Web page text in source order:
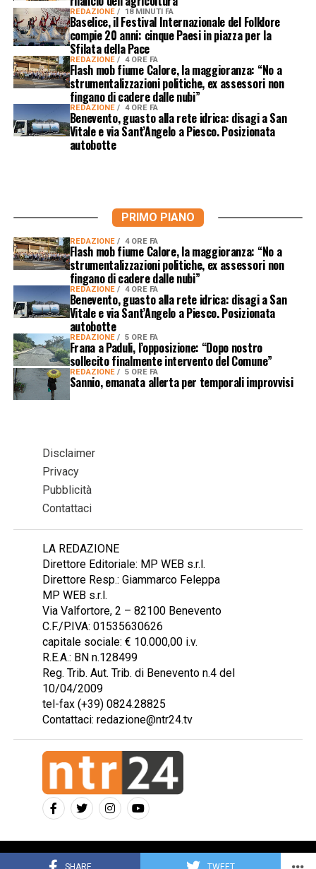
SHARE TWEET
REDAZIONE 18 MINUTI FA
Baselice, il Festival Internazionale del Folklore
compie 20 anni: cinque Paesi in piazza per la
Sfilata della Pace
REDAZIONE 4 ORE FA
Flash mob fiume Calore, la maggioranza: “No a
strumentalizzazioni politiche, ex assessori non
fingano di cadere dalle nubi”
REDAZIONE 4 ORE FA
Benevento, guasto alla rete idrica: disagi a San
Vitale e via Sant’Angelo a Piesco. Posizionata
autobotte
PRIMO PIANO
REDAZIONE 4 ORE FA
Flash mob fiume Calore, la maggioranza: “No a
strumentalizzazioni politiche, ex assessori non
fingano di cadere dalle nubi”
REDAZIONE 4 ORE FA
Benevento, guasto alla rete idrica: disagi a San
Vitale e via Sant’Angelo a Piesco. Posizionata
autobotte
REDAZIONE 5 ORE FA
Frana a Paduli, l’opposizione: “Dopo nostro
sollecito finalmente intervento del Comune”
REDAZIONE 5 ORE FA
Sannio, emanata allerta per temporali improvvisi
Disclaimer
Privacy
Pubblicità
Contattaci
LA REDAZIONE
Direttore Editoriale: MP WEB s.r.l.
Direttore Resp.: Giammarco Feleppa
MP WEB s.r.l.
Via Valfortore, 2 – 82100 Benevento
C.F./P.IVA: 01535630626
capitale sociale: € 10.000,00 i.v.
R.E.A.: BN n.128499
Reg. Trib. Aut. Trib. di Benevento n.4 del
10/04/2009
tel-fax (+39) 0824.28825
Contattaci: redazione@ntr24.tv
Copyright © 2023 Intelligentia S.r.l.